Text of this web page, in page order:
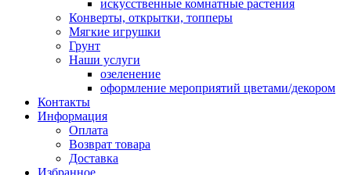
искусственные комнатные растения
Конверты, открытки, топперы
Мягкие игрушки
Грунт
Наши услуги
озеленение
оформление мероприятий цветами/декором
Контакты
Информация
Оплата
Возврат товара
Доставка
Избранное